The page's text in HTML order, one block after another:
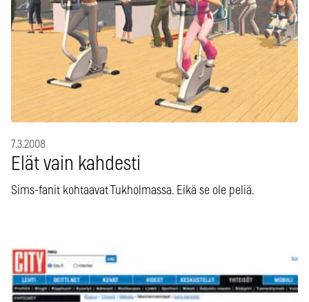
7.3.2008
Elät vain kahdesti
Sims-fanit kohtaavat Tukholmassa. Eikä se ole peliä.